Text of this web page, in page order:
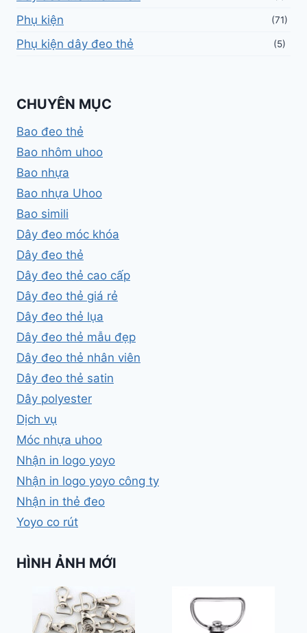
Phụ kiện (71)
Phụ kiện dây đeo thẻ (5)
CHUYÊN MỤC
Bao đeo thẻ
Bao nhôm uhoo
Bao nhựa
Bao nhựa Uhoo
Bao simili
Dây đeo móc khóa
Dây đeo thẻ
Dây đeo thẻ cao cấp
Dây đeo thẻ giá rẻ
Dây đeo thẻ lụa
Dây đeo thẻ mẫu đẹp
Dây đeo thẻ nhân viên
Dây đeo thẻ satin
Dây polyester
Dịch vụ
Móc nhựa uhoo
Nhận in logo yoyo
Nhận in logo yoyo công ty
Nhận in thẻ đeo
Yoyo co rút
HÌNH ẢNH MỚI